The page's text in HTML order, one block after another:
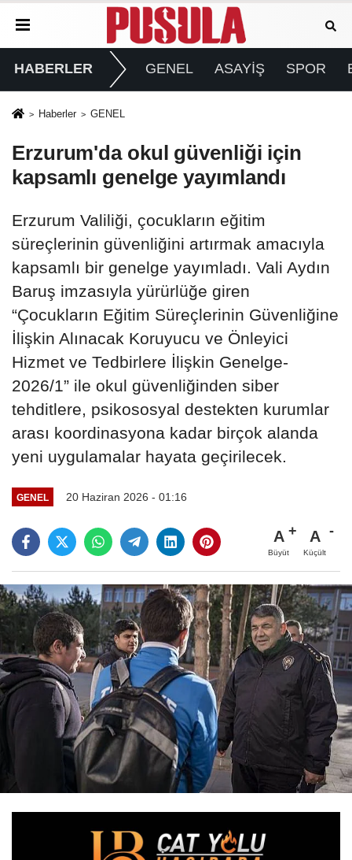
HABERLER GENEL ASAYİŞ SPOR
Haberler GENEL
Erzurum'da okul güvenliği için
kapsamlı genelge yayımlandı
Erzurum Valiliği, çocukların eğitim
süreçlerinin güvenliğini artırmak amacıyla
kapsamlı bir genelge yayımladı. Vali Aydın
Baruş imzasıyla yürürlüğe giren
“Çocukların Eğitim Süreçlerinin Güvenliğine
İlişkin Alınacak Koruyucu ve Önleyici
Hizmet ve Tedbirlere İlişkin Genelge-
2026/1” ile okul güvenliğinden siber
tehditlere, psikososyal destekten kurumlar
arası koordinasyona kadar birçok alanda
yeni uygulamalar hayata geçirilecek.
GENEL 20 Haziran 2026 - 01:16
A
Büyüt
A
Küçült